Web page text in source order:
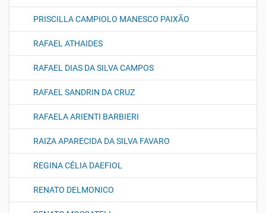
PRISCILLA CAMPIOLO MANESCO PAIXÃO
RAFAEL ATHAIDES
RAFAEL DIAS DA SILVA CAMPOS
RAFAEL SANDRIN DA CRUZ
RAFAELA ARIENTI BARBIERI
RAIZA APARECIDA DA SILVA FAVARO
REGINA CÉLIA DAEFIOL
RENATO DELMONICO